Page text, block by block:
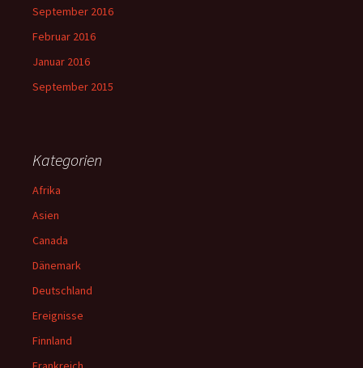
September 2016
Februar 2016
Januar 2016
September 2015
Kategorien
Afrika
Asien
Canada
Dänemark
Deutschland
Ereignisse
Finnland